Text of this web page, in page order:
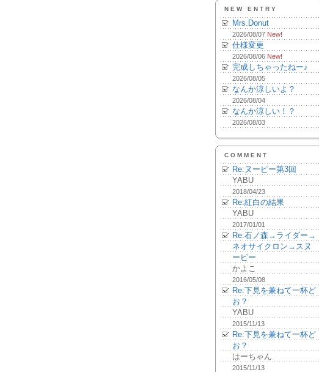
NEW ENTRY
Mrs.Donut
2026/08/07 New!
仕様変更
2026/08/06 New!
完成しちゃったねー♪
2026/08/05
なんか涼しいよ？
2026/08/04
なんか涼しい！？
2026/08/03
COMMENT
Re:ヌーピー第3回
YABU
2018/04/23
Re:紅白の結果
YABU
2017/01/01
Re:石ノ森→ライダー→
ネオサイクロン→スヌ
ーピー
かよこ
2016/05/08
Re:下見を兼ねて一杯ど
お？
YABU
2015/11/13
Re:下見を兼ねて一杯ど
お？
はーちゃん
2015/11/13